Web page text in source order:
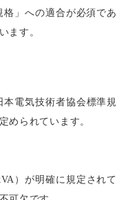
格」への適合が必須であ
ます。
本電気技術者協会標準規
められています。
）が明確に規定されて